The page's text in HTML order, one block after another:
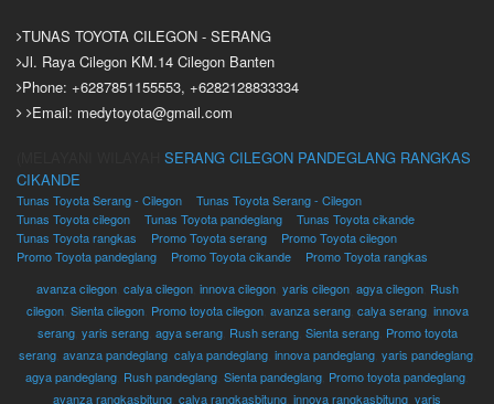
TUNAS TOYOTA CILEGON - SERANG
Jl. Raya Cilegon KM.14 Cilegon Banten
Phone: +6287851155553, +6282128833334
Email: medytoyota@gmail.com
SERANG CILEGON PANDEGLANG RANGKAS
CIKANDE
Tunas Toyota Serang - Cilegon
Tunas Toyota Serang - Cilegon
Tunas Toyota cilegon
Tunas Toyota pandeglang
Tunas Toyota cikande
Tunas Toyota rangkas
Promo Toyota serang
Promo Toyota cilegon
Promo Toyota pandeglang
Promo Toyota cikande
Promo Toyota rangkas
avanza cilegon, calya cilegon, innova cilegon, yaris cilegon, agya cilegon, Rush
cilegon, Sienta cilegon, Promo toyota cilegon, avanza serang, calya serang, innova
serang, yaris serang, agya serang, Rush serang, Sienta serang, Promo toyota
serang, avanza pandeglang, calya pandeglang, innova pandeglang, yaris pandeglang,
agya pandeglang Rush pandeglang Sienta pandeglang Promo toyota pandeglang
avanza rangkasbitung calya rangkasbitung innova rangkasbitung yaris